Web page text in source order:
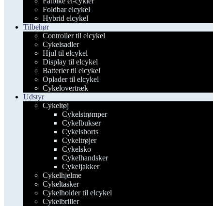
Foldbar elcykel
Hybrid elcykel
Tilbehør
Controller til elcykel
Cykelsadler
Hjul til elcykel
Display til elcykel
Batterier til elcykel
Oplader til elcykel
Cykelovertræk
Udstyr
Cykeltøj
Cykelstrømper
Cykelbukser
Cykelshorts
Cykeltrøjer
Cykelsko
Cykelhandsker
Cykeljakker
Cykelhjelme
Cykeltasker
Cykelholder til elcykel
Cykelbriller